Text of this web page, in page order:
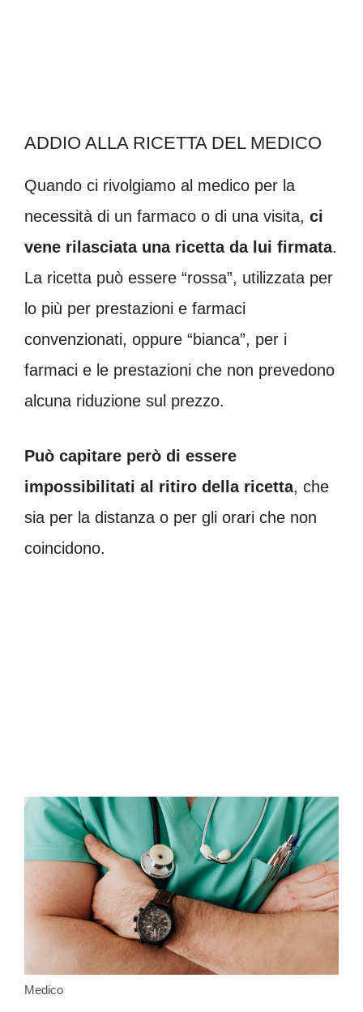
ADDIO ALLA RICETTA DEL MEDICO
Quando ci rivolgiamo al medico per la
necessità di un farmaco o di una visita, ci
vene rilasciata una ricetta da lui firmata.
La ricetta può essere “rossa”, utilizzata per
lo più per prestazioni e farmaci
convenzionati, oppure “bianca”, per i
farmaci e le prestazioni che non prevedono
alcuna riduzione sul prezzo.
Può capitare però di essere
impossibilitati al ritiro della ricetta, che
sia per la distanza o per gli orari che non
coincidono.
Medico